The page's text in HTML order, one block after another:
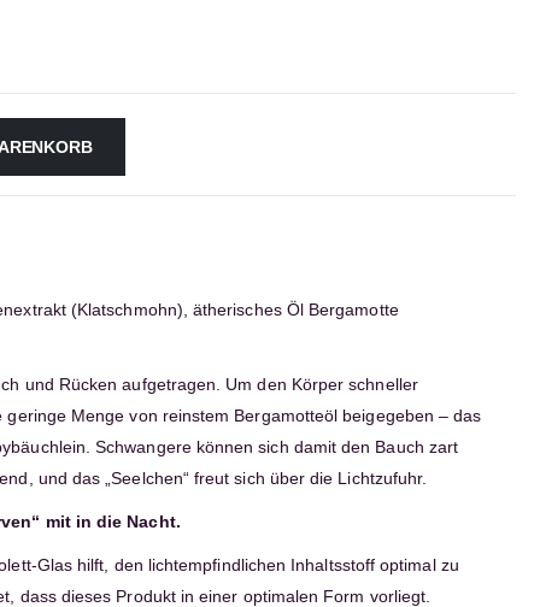
(Klatschmohn), ätherisches Öl Bergamotte
und Rücken aufgetragen. Um den Körper schneller
Menge von reinstem Bergamotteöl beigegeben – das
Schwangere können sich damit den Bauch zart
und das „Seelchen“ freut sich über die Lichtzufuhr.
mit in die Nacht.
Glas hilft, den lichtempfindlichen Inhaltsstoff optimal zu
dass dieses Produkt in einer optimalen Form vorliegt.